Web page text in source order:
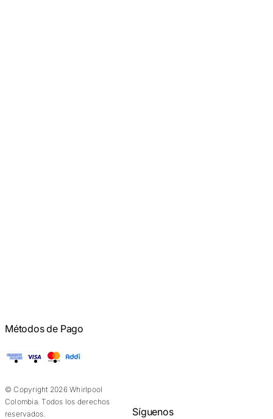
Métodos de Pago
American Express
Visa Mastercard
© Copyright 2026 Whirlpool
Colombia. Todos los derechos
reservados.
Síguenos